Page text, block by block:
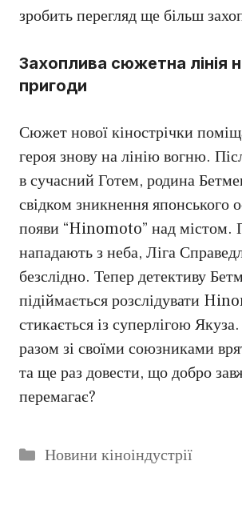
зробить перегляд ще більш
Захоплива сюжетна лінія
пригоди
Сюжет нової кінострічки
героя знову на лінію вогню.
в сучасний Готем, родина
свідком зникнення японського
появи “Hinomoto” над містом.
нападають з неба, Ліга
безслідно. Тепер детективу
підіймається розслідувати
стикається із суперлігою
разом зі своїми союзниками
та ще раз довести, що добро
перемагає?
Категорії
Новини кіноіндустрії